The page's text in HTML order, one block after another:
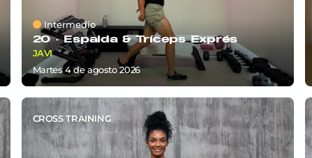
Intermedio
20 ·Espalda & Tríceps Exprés
JAVI
martes 4deagosto 2026
CROSS TRAINING